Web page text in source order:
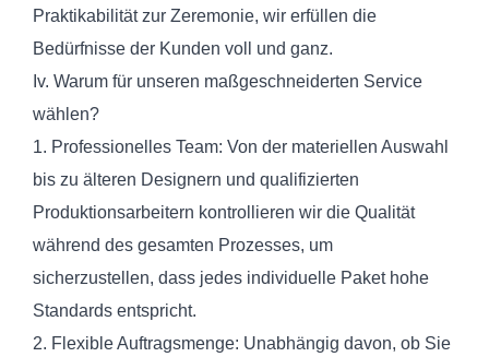
Praktikabilität zur Zeremonie, wir erfüllen die
Bedürfnisse der Kunden voll und ganz.
Iv. Warum für unseren maßgeschneiderten Service
wählen?
1. Professionelles Team: Von der materiellen Auswahl
bis zu älteren Designern und qualifizierten
Produktionsarbeitern kontrollieren wir die Qualität
während des gesamten Prozesses, um
sicherzustellen, dass jedes individuelle Paket hohe
Standards entspricht.
2. Flexible Auftragsmenge: Unabhängig davon, ob Sie